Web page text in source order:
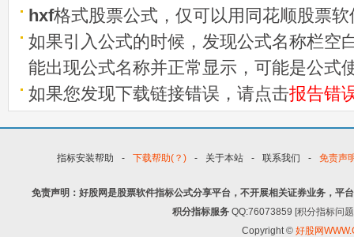
hxf格式股票公式，仅可以用同花顺股票
如果引入公式的时候，发现公式名称栏空
能出现公式名称并正常显示，可能是公式
如果您发现下载链接错误，请点击报告错
指标安装帮助 - 下载帮助(？) - 关于本站 - 联系我们 - 免责声
免责声明：好股网是股票软件指标公式分享平台，不开展相关证券业务，平
积分指标服务 QQ:76073859 [积分指标问
Copyright © 好股网